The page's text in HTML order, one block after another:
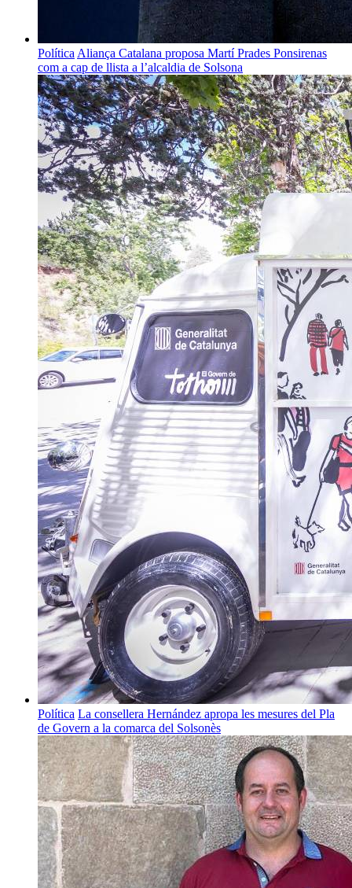
Política Aliança Catalana proposa Martí Prades Ponsirenas
com a cap de llista a l’alcaldia de Solsona
Política La consellera Hernández apropa les mesures del Pla
de Govern a la comarca del Solsonès